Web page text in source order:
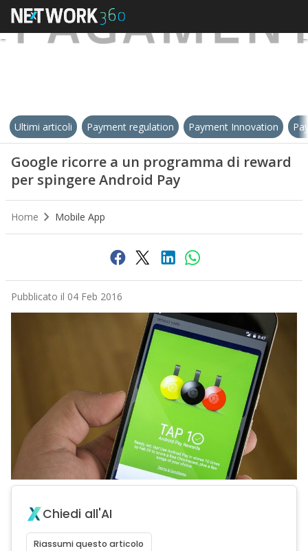
Ultimi articoli Payment regulation Payment Innovation
Google ricorre a un programma di reward
per spingere Android Pay
Home Mobile App
Pubblicato il 04 Feb 2016
Chiedi all'AI
Riassumi questo articolo